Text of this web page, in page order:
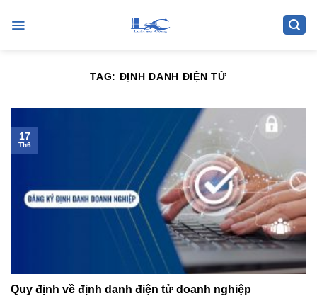
TAG: ĐỊNH DANH ĐIỆN TỬ
Quy định về định danh điện tử doanh nghiệp
17
Th6